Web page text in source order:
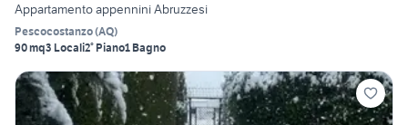
Appartamento appennini Abruzzesi
Pescocostanzo(AQ)
90 mq3 Locali2° Piano1 Bagno